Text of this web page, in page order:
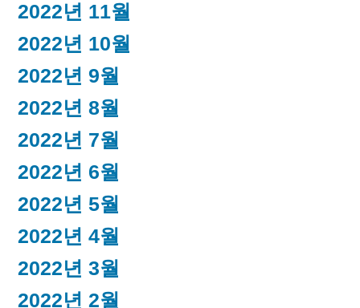
2022년 11월
2022년 10월
2022년 9월
2022년 8월
2022년 7월
2022년 6월
2022년 5월
2022년 4월
2022년 3월
2022년 2월